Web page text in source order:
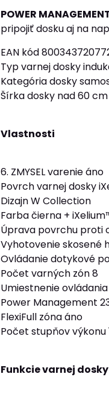
POWER
pripojiť dosku aj na
EAN kód
Typ varnej dosky
Kategória dosky
Šírka dosky nad 60 cm
Vlastnosti
6. ZMYSEL varenie áno
Povrch varnej dosky
Dizajn W Collection
Farba čierna +
Úprava povrchu proti
Vyhotovenie skosené
Ovládanie dotykové
Počet varných zón 8
Umiestnenie
Power Management
FlexiFull zóna áno
Počet stupňov výkonu
Funkcie varnej dosky